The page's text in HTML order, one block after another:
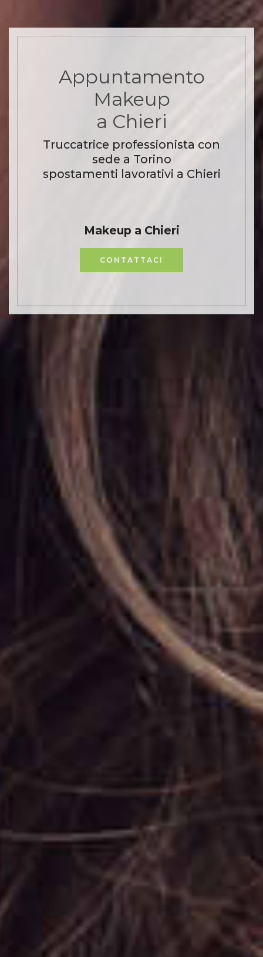
Appuntamento
Makeup
a Chieri
Truccatrice professionista con
sede a Torino
spostamenti lavorativi a Chieri
Makeup a Chieri
CONTATTACI